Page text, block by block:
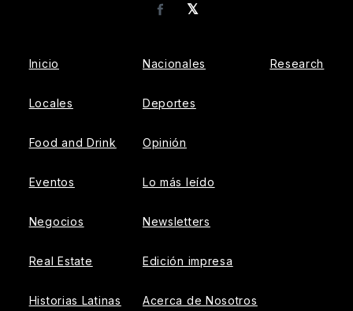
𝕏
Facebook
Inicio
Locales
Food and Drink
Eventos
Negocios
Real Estate
Historias Latinas
Nacionales
Deportes
Opinión
Lo más leído
Newsletters
Edición impresa
Acerca de Nosotros
Research